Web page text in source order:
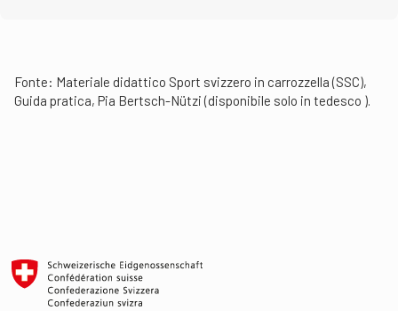
Fonte: Materiale didattico Sport svizzero in carrozzella (SSC),
Guida pratica, Pia Bertsch-Nützi (disponibile solo in tedesco ).